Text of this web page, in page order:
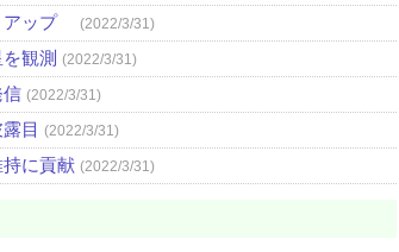
アップ (2022/3/31)
観測 (2022/3/31)
信 (2022/3/31)
目 (2022/3/31)
に貢献 (2022/3/31)